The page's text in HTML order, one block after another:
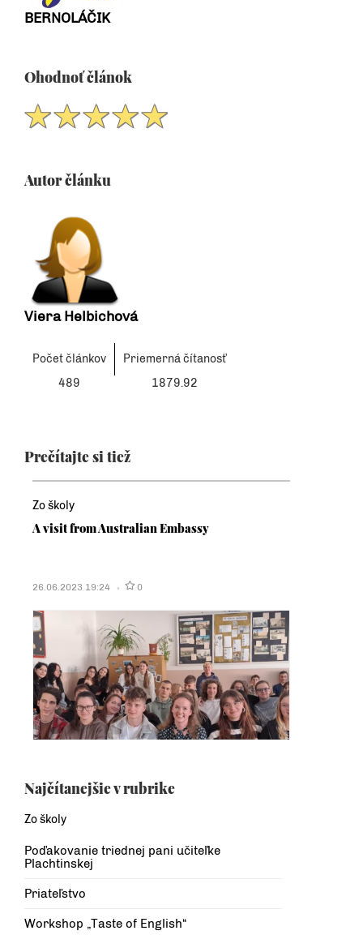
BERNOLÁČIK
Ohodnoť článok
Autor článku
Viera Helbichová
Počet článkov
Priemerná čítanosť
489
1879.92
Prečítajte si tiež
Zo školy
A visit from Australian Embassy
26.06.2023 19:24 0
Najčítanejšie v rubrike
Zo školy
Poďakovanie triednej pani učiteľke
Plachtinskej
Priateľstvo
Workshop „Taste of English“